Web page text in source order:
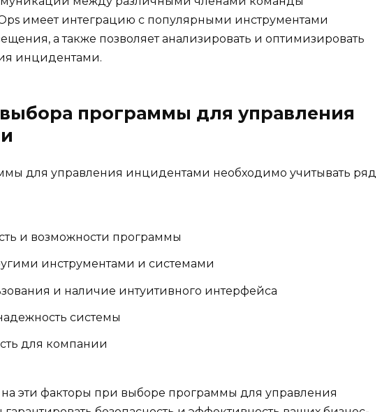
имеет интеграцию с популярными инструментами
а также позволяет анализировать и оптимизировать
инцидентами.
программы для управления
для управления инцидентами необходимо учитывать ряд
и возможности программы
инструментами и системами
и наличие интуитивного интерфейса
системы
для компании
эти факторы при выборе программы для управления